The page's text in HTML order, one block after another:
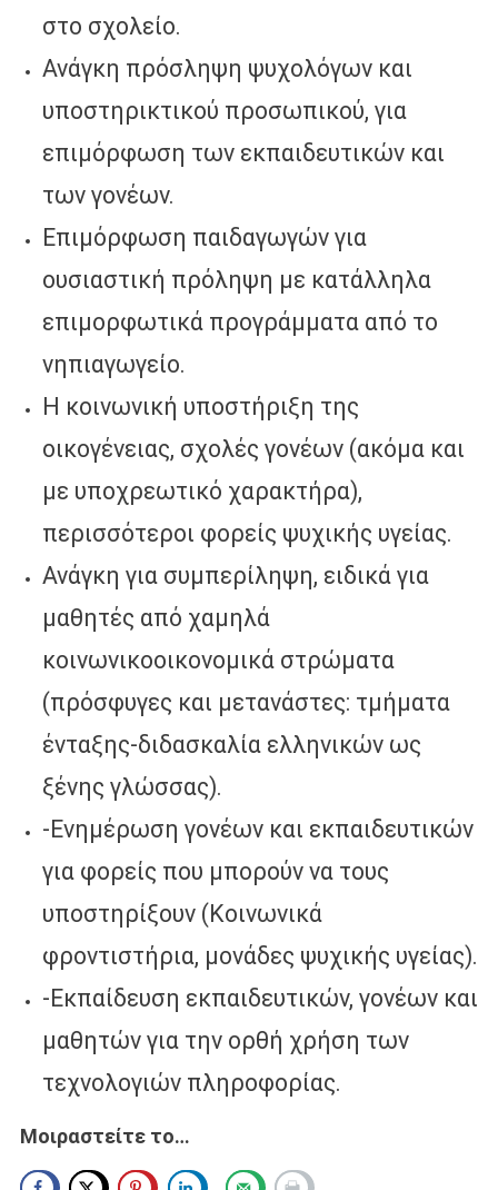
στο σχολείο.
Ανάγκη πρόσληψη ψυχολόγων και
υποστηρικτικού προσωπικού, για
επιμόρφωση των εκπαιδευτικών και
των γονέων.
Επιμόρφωση παιδαγωγών για
ουσιαστική πρόληψη με κατάλληλα
επιμορφωτικά προγράμματα από το
νηπιαγωγείο.
Η κοινωνική υποστήριξη της
οικογένειας, σχολές γονέων (ακόμα και
με υποχρεωτικό χαρακτήρα),
περισσότεροι φορείς ψυχικής υγείας.
Ανάγκη για συμπερίληψη, ειδικά για
μαθητές από χαμηλά
κοινωνικοοικονομικά στρώματα
(πρόσφυγες και μετανάστες: τμήματα
ένταξης-διδασκαλία ελληνικών ως
ξένης γλώσσας).
-Ενημέρωση γονέων και εκπαιδευτικών
για φορείς που μπορούν να τους
υποστηρίξουν (Κοινωνικά
φροντιστήρια, μονάδες ψυχικής υγείας).
-Εκπαίδευση εκπαιδευτικών, γονέων και
μαθητών για την ορθή χρήση των
τεχνολογιών πληροφορίας.
Μοιραστείτε το…